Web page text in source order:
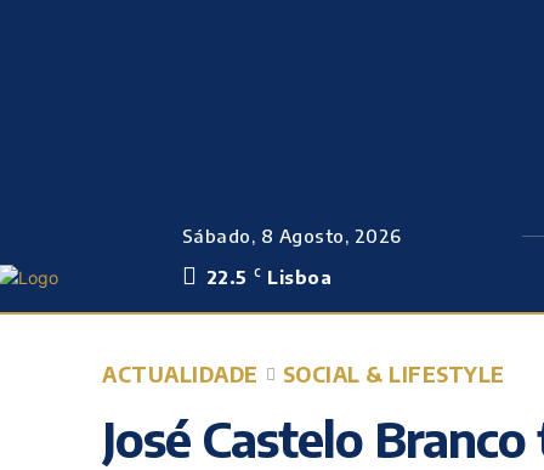
Sábado, 8 Agosto, 2026
22.5
C Lisboa
ACTUALIDADE SOCIAL & LIFESTYLE
José Castelo